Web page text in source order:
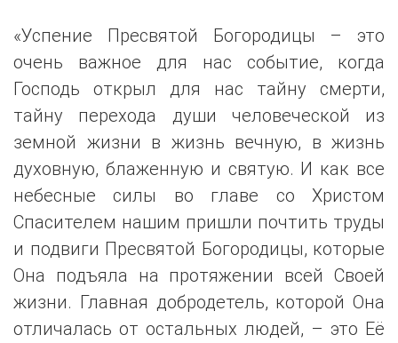
«Успение Пресвятой Богородицы – это
очень важное для нас событие, когда
Господь открыл для нас тайну смерти,
тайну перехода души человеческой из
земной жизни в жизнь вечную, в жизнь
духовную, блаженную и святую. И как все
небесные силы во главе со Христом
Спасителем нашим пришли почтить труды
и подвиги Пресвятой Богородицы, которые
Она подъяла на протяжении всей Своей
жизни. Главная добродетель, которой Она
отличалась от остальных людей, – это Её